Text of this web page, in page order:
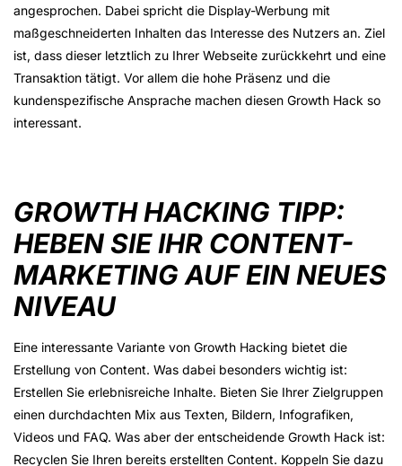
angesprochen. Dabei spricht die Display-Werbung mit
maßgeschneiderten Inhalten das Interesse des Nutzers an. Ziel
ist, dass dieser letztlich zu Ihrer Webseite zurückkehrt und eine
Transaktion tätigt. Vor allem die hohe Präsenz und die
kundenspezifische Ansprache machen diesen Growth Hack so
interessant.
GROWTH HACKING TIPP:
HEBEN SIE IHR CONTENT-
MARKETING AUF EIN NEUES
NIVEAU
Eine interessante Variante von Growth Hacking bietet die
Erstellung von Content. Was dabei besonders wichtig ist:
Erstellen Sie erlebnisreiche Inhalte. Bieten Sie Ihrer Zielgruppen
einen durchdachten Mix aus Texten, Bildern, Infografiken,
Videos und FAQ. Was aber der entscheidende Growth Hack ist:
Recyclen Sie Ihren bereits erstellten Content. Koppeln Sie dazu